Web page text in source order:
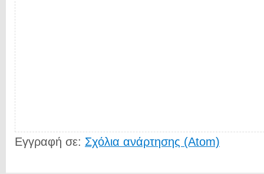
Εγγραφή σε: Σχόλια ανάρτησης (Atom)